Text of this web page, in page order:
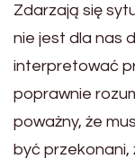
Zdarzają się
nie jest dla nas
interpretować
poprawnie
poważny, że
być przekonani,